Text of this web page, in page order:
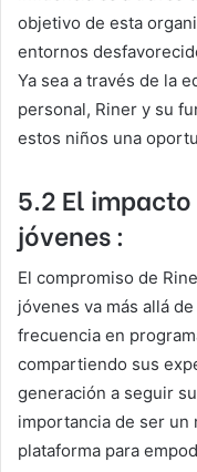
objetivo de esta
entornos
Ya sea a través de la
personal, Riner y su
estos niños una
5.2 El impacto
jóvenes :
El compromiso de
jóvenes va más allá
frecuencia en
compartiendo sus
generación a seguir
importancia de ser un
plataforma para